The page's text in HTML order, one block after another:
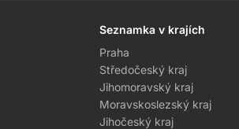
Seznamka v krajích
Praha
Středočeský kraj
Jihomoravský kraj
Moravskoslezský kraj
Jihočeský kraj